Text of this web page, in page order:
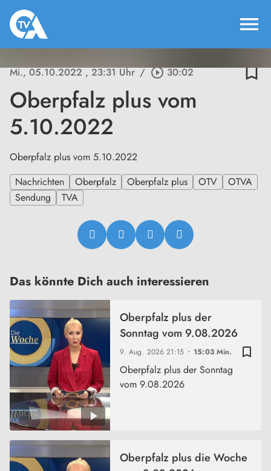
menu
Mi., 05.10.2022, 23:31 Uhr / play_circle_outline30:02 bookmark_border
Oberpfalz plus vom
5.10.2022
Oberpfalz plus vom 5.10.2022
Nachrichten
Oberpfalz Oberpfalz plus OTV
OTVA
Sendung
TVA
Das könnte Dich auch interessieren
bookmark_border
9. Aug. 202621:15 15:03 Min.
Oberpfalz plus der
Sonntag vom 9.08.2026
Oberpfalz plus der Sonntag
vom 9.08.2026
Oberpfalz plus die Woche